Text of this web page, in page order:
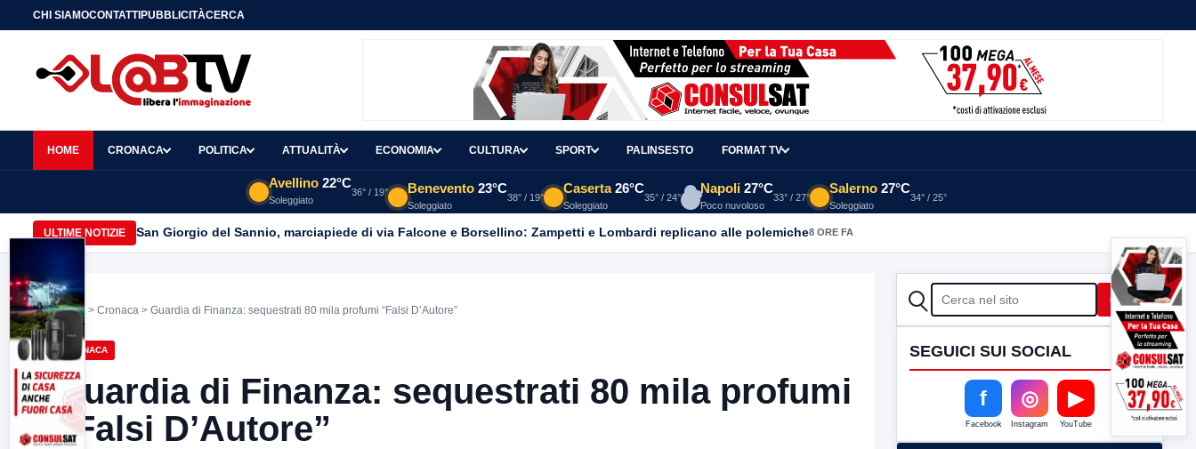
CHI SIAMOCONTATTIPUBBLICITÀCERCA
HOME CRONACA POLITICA ATTUALITÀ ECONOMIA CULTURA SPORT PALINSESTO FORMAT TV
Avellino 22°C
Soleggiato
36° / 19° Benevento 23°C
Soleggiato
38° / 19°
Caserta 26°C
Soleggiato
35° / 24°
Napoli 27°C
Poco nuvoloso
33° / 27°
Salerno 27°C
Soleggiato
34° / 25°
ULTIME NOTIZIE San Giorgio del Sannio, marciapiede di via Falcone e Borsellino: Zampetti e Lombardi replicano alle polemiche8 ORE FA
Home > Cronaca > Guardia di Finanza: sequestrati 80 mila profumi “Falsi D’Autore”
CRONACA
Guardia di Finanza: sequestrati 80 mila profumi
“Falsi D’Autore”
CERCA Cerca
SEGUICI SUI SOCIAL
f
Facebook
◎
Instagram
▶
YouTube